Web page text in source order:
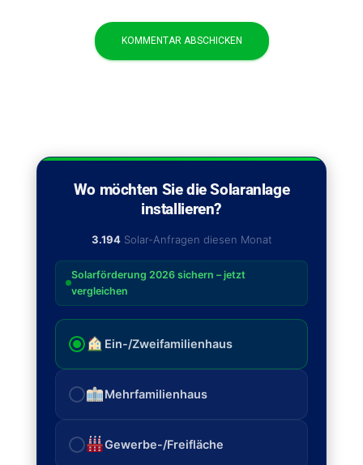
Wo möchten Sie die Solaranlage
installieren?
3.194 Solar-Anfragen diesen Monat
Solarförderung 2026 sichern – jetzt
vergleichen
Ein-/Zweifamilienhaus
Mehrfamilienhaus
Gewerbe-/Freifläche